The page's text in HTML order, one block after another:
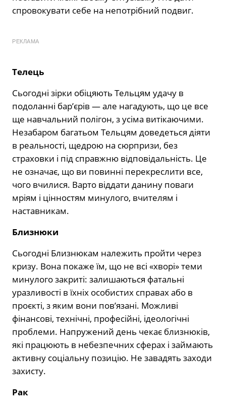
спровокувати себе на непотрібний подвиг.
РЕКЛАМА
Телець
Сьогодні зірки обіцяють Тельцям удачу в
подоланні бар’єрів — але нагадують, що це все
ще навчальний полігон, з усіма витікаючими.
Незабаром багатьом Тельцям доведеться діяти
в реальності, щедрою на сюрпризи, без
страховки і під справжню відповідальність. Це
не означає, що ви повинні перекреслити все,
чого вчилися. Варто віддати данину поваги
мріям і цінностям минулого, вчителям і
наставникам.
Близнюки
Сьогодні Близнюкам належить пройти через
кризу. Вона покаже їм, що не всі «хворі» теми
минулого закриті: залишаються фатальні
уразливості в їхніх особистих справах або в
проєкті, з яким вони пов’язані. Можливі
фінансові, технічні, професійні, ідеологічні
проблеми. Напружений день чекає близнюків,
які працюють в небезпечних сферах і займають
активну соціальну позицію. Не завадять заходи
захисту.
Рак